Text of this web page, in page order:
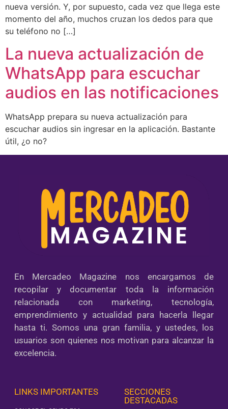
nueva versión. Y, por supuesto, cada vez que llega este
momento del año, muchos cruzan los dedos para que
su teléfono no […]
La nueva actualización de
WhatsApp para escuchar
audios en las notificaciones
WhatsApp prepara su nueva actualización para
escuchar audios sin ingresar en la aplicación. Bastante
útil, ¿o no?
En Mercadeo Magazine nos encargamos de
recopilar y documentar toda la información
relacionada con marketing, tecnología,
emprendimiento y actualidad para hacerla llegar
hasta ti. Somos una gran familia, y ustedes, los
usuarios son quienes nos motivan para alcanzar la
excelencia.
LINKS IMPORTANTES
SECCIONES
DESTACADAS